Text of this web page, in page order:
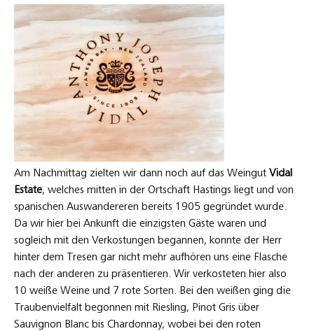
Am Nachmittag zielten wir dann noch auf das Weingut Vidal
Estate, welches mitten in der Ortschaft Hastings liegt und von
spanischen Auswandereren bereits 1905 gegründet wurde.
Da wir hier bei Ankunft die einzigsten Gäste waren und
sogleich mit den Verkostungen begannen, konnte der Herr
hinter dem Tresen gar nicht mehr aufhören uns eine Flasche
nach der anderen zu präsentieren. Wir verkosteten hier also
10 weiße Weine und 7 rote Sorten. Bei den weißen ging die
Traubenvielfalt begonnen mit Riesling, Pinot Gris über
Sauvignon Blanc bis Chardonnay, wobei bei den roten